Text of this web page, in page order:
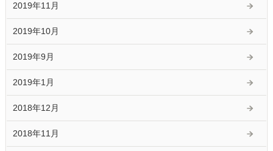
2019年11月
2019年10月
2019年9月
2019年1月
2018年12月
2018年11月